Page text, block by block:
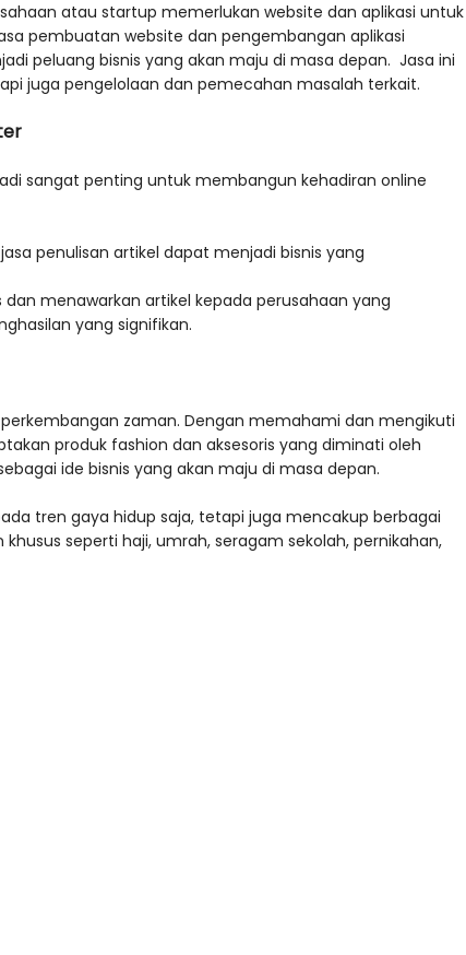
atau startup memerlukan website dan aplikasi untuk
pembuatan website dan pengembangan aplikasi
peluang bisnis yang akan maju di masa depan. Jasa ini
juga pengelolaan dan pemecahan masalah terkait.
sangat penting untuk membangun kehadiran online
penulisan artikel dapat menjadi bisnis yang
menawarkan artikel kepada perusahaan yang
yang signifikan.
zaman. Dengan memahami dan mengikuti
produk fashion dan aksesoris yang diminati oleh
ide bisnis yang akan maju di masa depan.
tren gaya hidup saja, tetapi juga mencakup berbagai
seperti haji, umrah, seragam sekolah, pernikahan,